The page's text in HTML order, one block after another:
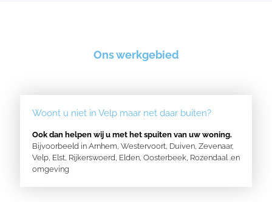
Ons werkgebied
Woont u niet in Velp maar net daar buiten?
Ook dan helpen wij u met het spuiten van uw woning.
Bijvoorbeeld in Arnhem, Westervoort, Duiven, Zevenaar,
Velp, Elst, Rijkerswoerd, Elden, Oosterbeek, Rozendaal.en
omgeving